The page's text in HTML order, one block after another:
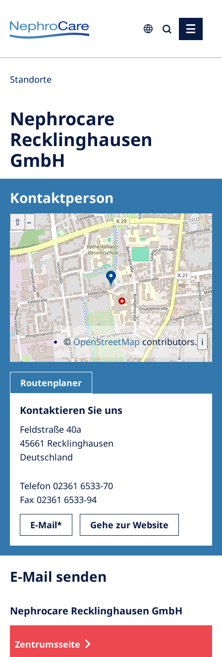
Europe
Czech Republic
Germany
Israel
Italy
Poland
Portugal
Romania
Russia
Serbia
Slovakia
Slovenia
Spain
Sweden
Switzerland
United Kingdom
Asia Pacific
Asia Pacific
Australia
North America
United States of America
Standorte
Nephrocare
Recklinghausen
GmbH
Kontaktperson
+ –
⇧
i
©OpenStreetMapcontributors.
Routenplaner
Kontaktieren Sie uns
Feldstraße 40a
45661 Recklinghausen
Deutschland
Telefon 02361 6533-70
Fax 02361 6533-94
E-Mail* Gehe zur Website
E-Mail senden
Nephrocare Recklinghausen GmbH
Zentrumsseite